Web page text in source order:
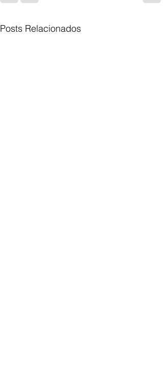
Posts Relacionados